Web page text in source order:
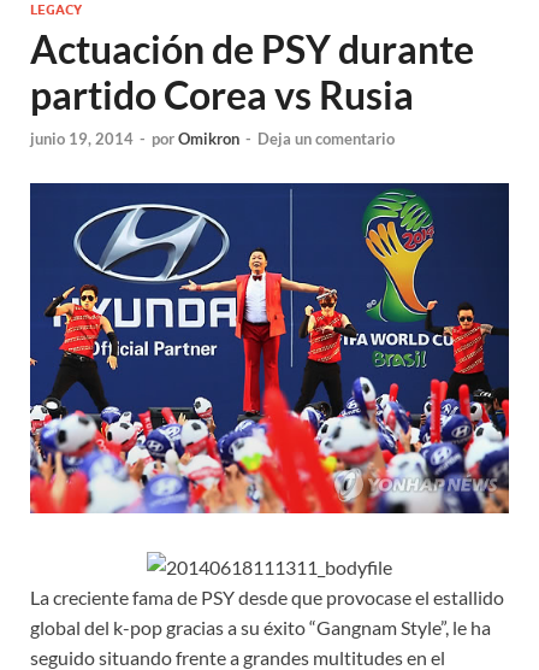
LEGACY
Actuación de PSY durante
partido Corea vs Rusia
junio 19, 2014 - porOmikron - Deja un comentario
La creciente fama de PSY desde que provocase el estallido
global del k-pop gracias a su éxito “Gangnam Style”, le ha
seguido situando frente a grandes multitudes en el